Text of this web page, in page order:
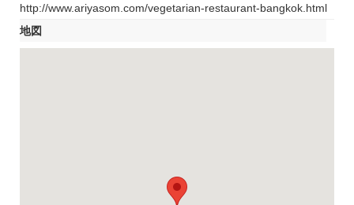
http://www.ariyasom.com/vegetarian-restaurant-bangkok.html
地図